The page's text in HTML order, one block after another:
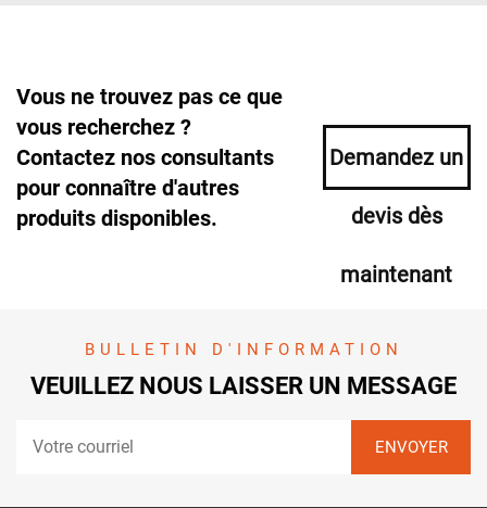
Vous ne trouvez pas ce que
vous recherchez ?
Contactez nos consultants
pour connaître d'autres
produits disponibles.
Demandez un
devis dès
maintenant
BULLETIN D'INFORMATION
VEUILLEZ NOUS LAISSER UN MESSAGE